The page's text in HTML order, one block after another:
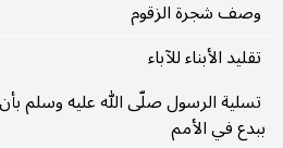
وصف شجرة الزقوم
تقليد الأبناء للآباء
تسلية الرسول صلّى الله عليه وسلم
ببدع في الأمم
والخلاصة ـ إن سليمان
قوة خيوله التي تتكوّن منها
بإحضارها وإجرائها أمامه ،